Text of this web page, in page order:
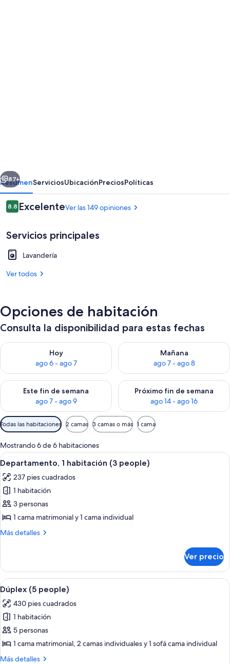
Siguiente
87+
ResumenServiciosUbicaciónPreciosPolíticas
Opiniones
8.88.8 de 10,
ExcelenteVer las 149 opiniones
Servicios principales
Lavandería
Ver todos
Opciones de habitación
Consulta la disponibilidad para estas fechas
Hoy
ago 6 - ago 7
Consulta la disponibilidad para hoy ago 6 - ago 7
Mañana
ago 7 - ago 8
Consulta la disponibilidad
Este fin de semana
ago 7 - ago 9
Consulta la disponibilidad para este fin de semana ago 7 -
Próximo fin de semana
ago 14 - ago 16
Consulta la disponibilidad
Filtros
disponibles
para
las
habitaciones
Todas las habitaciones 2 camas 3 camas o más 1 cama
Mostrando 6 de 6 habitaciones
Abrir
todas
las
fotos
de
Departamento,
1
people)
Una cama individual con cabecera
9
Departamento, 1 habitación (3 people)
237 pies cuadrados
1 habitación
3 personas
1 cama matrimonial y 1 cama individual
Más detalles
Más
1
habitación
(3
people)
Ver precio
Abrir
todas
las
fotos
de
Dúplex
(5
Un interior moderno con una
8
Dúplex (5 people)
430 pies cuadrados
1 habitación
5 personas
1 cama matrimonial, 2 camas individuales y 1 sofá cama individual
Más detalles
Más